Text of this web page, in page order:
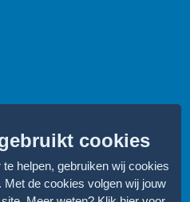
cookies
helpen, gebruiken wij cookies
de cookies volgen wij jouw